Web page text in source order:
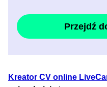
Przejdź
Kreator CV online